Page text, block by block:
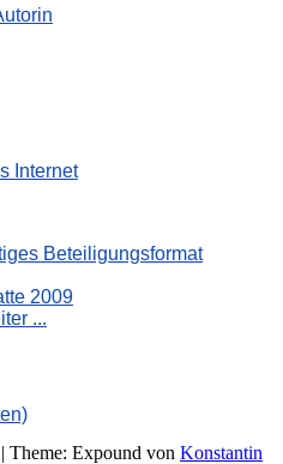
Internet
Beteiligungsformat
2009
...
| Theme: Expound von Konstantin